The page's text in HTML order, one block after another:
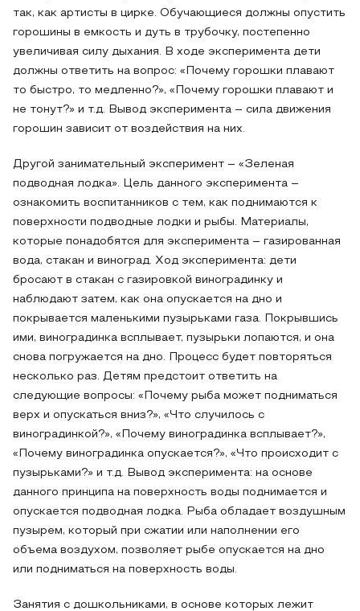
так, как артисты в цирке. Обучающиеся должны опустить
горошины в емкость и дуть в трубочку, постепенно
увеличивая силу дыхания. В ходе эксперимента дети
должны ответить на вопрос: «Почему горошки плавают
то быстро, то медленно?», «Почему горошки плавают и
не тонут?» и т.д. Вывод эксперимента – сила движения
горошин зависит от воздействия на них.
Другой занимательный эксперимент – «Зеленая
подводная лодка». Цель данного эксперимента –
ознакомить воспитанников с тем, как поднимаются к
поверхности подводные лодки и рыбы. Материалы,
которые понадобятся для эксперимента – газированная
вода, стакан и виноград. Ход эксперимента: дети
бросают в стакан с газировкой виноградинку и
наблюдают затем, как она опускается на дно и
покрывается маленькими пузырьками газа. Покрывшись
ими, виноградинка всплывает, пузырьки лопаются, и она
снова погружается на дно. Процесс будет повторяться
несколько раз. Детям предстоит ответить на
следующие вопросы: «Почему рыба может подниматься
верх и опускаться вниз?», «Что случилось с
виноградинкой?», «Почему виноградинка всплывает?»,
«Почему виноградинка опускается?», «Что происходит с
пузырьками?» и т.д. Вывод эксперимента: на основе
данного принципа на поверхность воды поднимается и
опускается подводная лодка. Рыба обладает воздушным
пузырем, который при сжатии или наполнении его
объема воздухом, позволяет рыбе опускается на дно
или подниматься на поверхность воды.
Занятия с дошкольниками, в основе которых лежит